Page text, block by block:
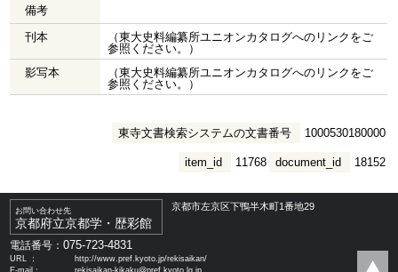
備考
刊本
（東大史料編纂所ユニオンカタログへのリンクをご
参照ください。）
影写本
（東大史料編纂所ユニオンカタログへのリンクをご
参照ください。）
東寺文書検索システムの文書番号 1000530180000
document_id 18152
item_id 11768
お問い合わせ先
京都府立京都学・歴彩館
京都市左京区下鴨半木町1番地29
電話番号：075-723-4831
URL ：
http://www.pref.kyoto.jp/rekisaikan/
E-mail：
rekisaikan-kikaku@pref.kyoto.lg.jp